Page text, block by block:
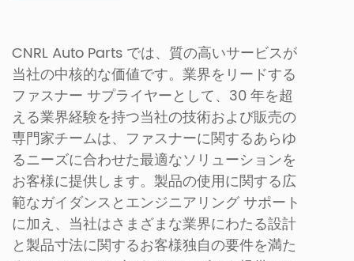
CNRL Auto Parts では、質の高いサービスが
当社の中核的な価値です。業界をリードする
ファスナー サプライヤーとして、30 年を超
える業界経験を持つ当社の技術および販売の
専門家チームは、ファスナーに関するあらゆ
るニーズに合わせた最適なソリューションを
お客様に提供します。製品の使用に関する広
範なガイダンスとエンジニアリング サポート
に加え、当社はさまざまな業界にわたる設計
と製品寸法に関するお客様独自の要件を満た